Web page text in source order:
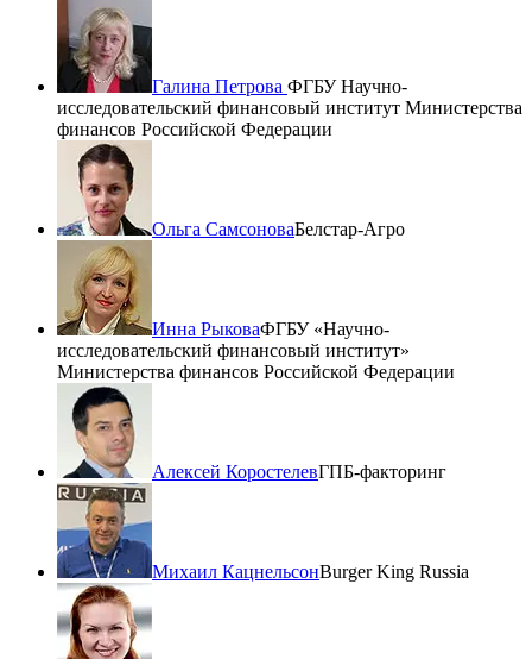
Галина Петрова ФГБУ Научно-
исследовательский финансовый институт Министерства
финансов Российской Федерации
Ольга СамсоноваБелстар-Агро
Инна РыковаФГБУ «Научно-
исследовательский финансовый институт»
Министерства финансов Российской Федерации
Алексей КоростелевГПБ-факторинг
Михаил КацнельсонBurger King Russia